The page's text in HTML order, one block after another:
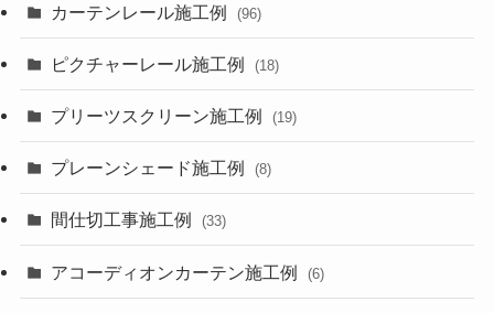
カーテンレール施工例 (96)
ピクチャーレール施工例 (18)
プリーツスクリーン施工例 (19)
プレーンシェード施工例 (8)
間仕切工事施工例 (33)
アコーディオンカーテン施工例 (6)